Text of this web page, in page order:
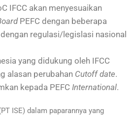
IFCC akan menyesuaikan
PEFC dengan beberapa
regulasi/legislasi nasional
yang didukung oleh IFCC
alasan perubahan Cutoff date.
kepada PEFC International.
ISE) dalam paparannya yang